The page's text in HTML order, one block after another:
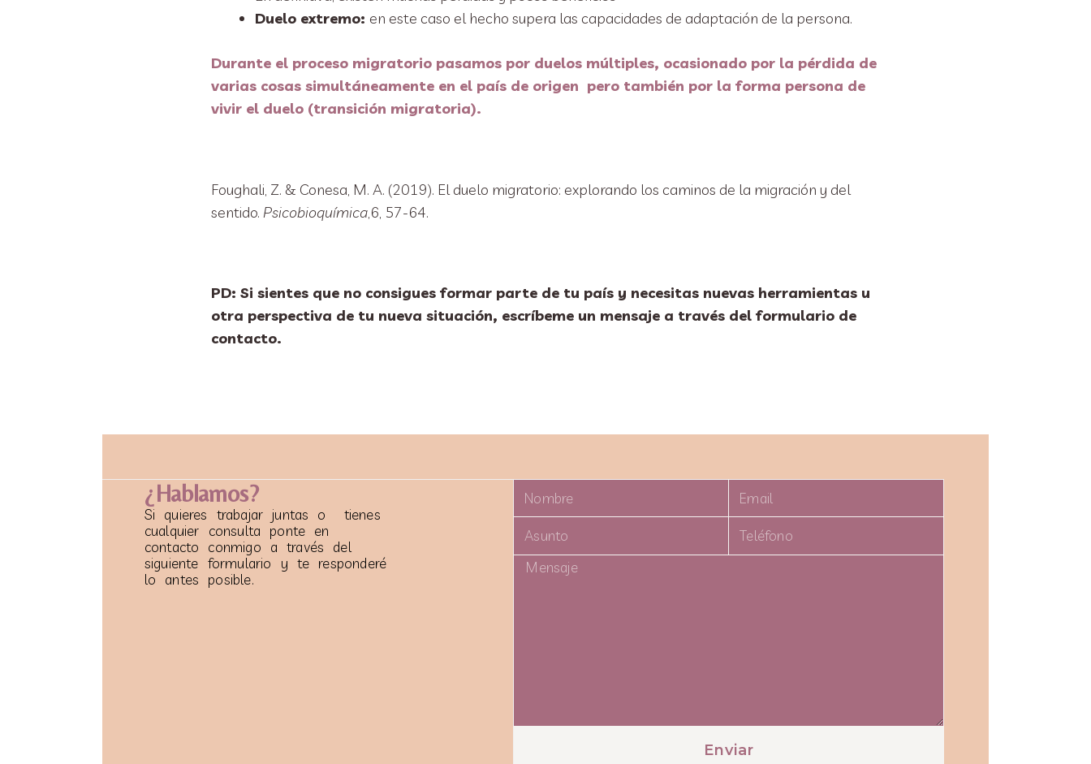
Duelo extremo: en este caso el hecho supera las capacidades de adaptación de la persona.
Durante el proceso migratorio pasamos por duelos múltiples, ocasionado por la pérdida de
varias cosas simultáneamente en el país de origen pero también por la forma persona de
vivir el duelo (transición migratoria).
Foughali, Z. & Conesa, M. A. (2019). El duelo migratorio: explorando los caminos de la migración y del
sentido. Psicobioquímica,6, 57-64.
PD: Si sientes que no consigues formar parte de tu país y necesitas nuevas herramientas u
otra perspectiva de tu nueva situación, escríbeme un mensaje a través del formulario de
contacto.
¿Hablamos?
Si quieres trabajar juntas o tienes
cualquier consulta ponte en
contacto conmigo a través del
siguiente formulario y te responderé
lo antes posible.
Nombre Email
Asunto Teléfono
Mensaje
Enviar